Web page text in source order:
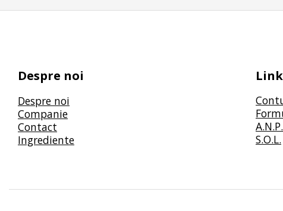
Despre noi
Despre noi
Companie
Contact
Ingrediente
S.O.L.